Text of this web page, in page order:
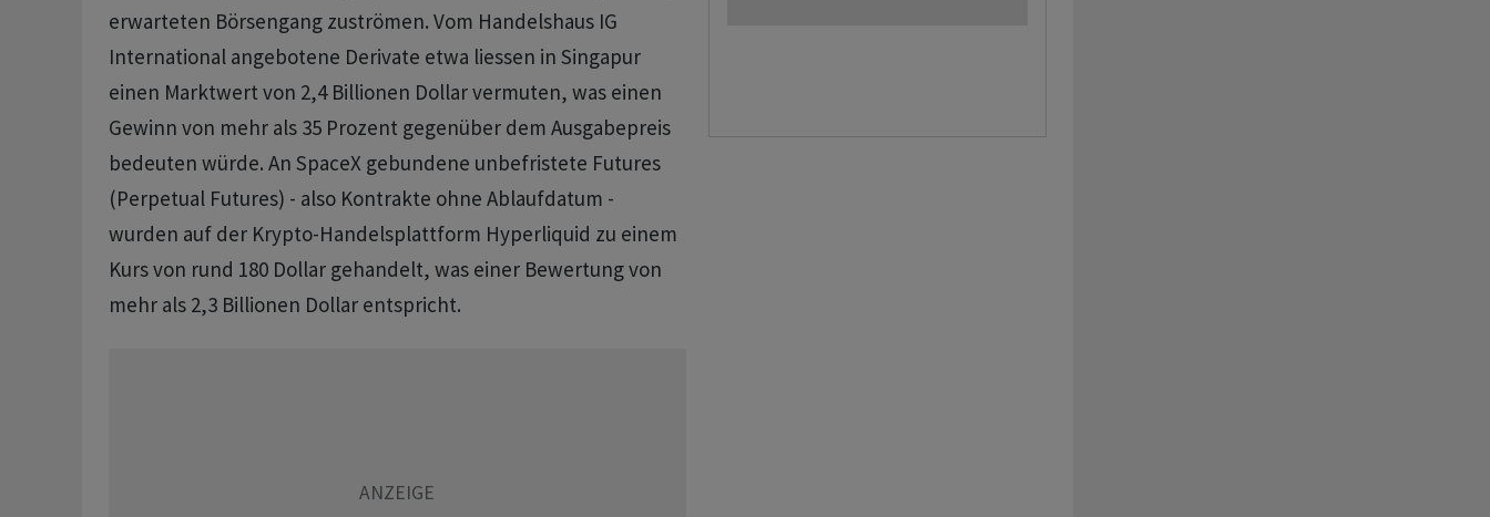
erwarteten Börsengang zuströmen. Vom Handelshaus IG
International angebotene Derivate etwa liessen in Singapur
einen Marktwert von 2,4 Billionen Dollar vermuten, was einen
Gewinn von mehr als 35 Prozent gegenüber dem Ausgabepreis
bedeuten würde. An SpaceX gebundene unbefristete Futures
(Perpetual Futures) - also Kontrakte ohne Ablaufdatum -
wurden auf der Krypto-Handelsplattform Hyperliquid zu einem
Kurs von rund 180 Dollar gehandelt, was einer Bewertung von
mehr als 2,3 Billionen Dollar entspricht.